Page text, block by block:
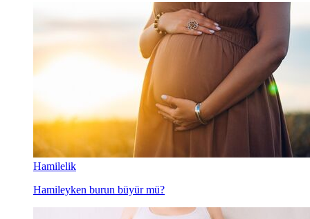
Hamilelik
Hamileyken burun büyür mü?